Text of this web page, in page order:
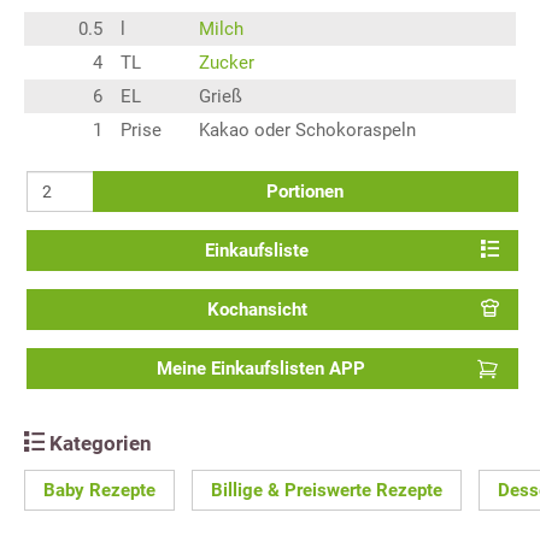
0.5
Milch
4
TL
Zucker
6
EL
Grieß
1
Prise Kakao oder Schokoraspeln
Portionen
Einkaufsliste
Kochansicht
Meine Einkaufslisten APP
Kategorien
Baby Rezepte Billige & Preiswerte Rezepte